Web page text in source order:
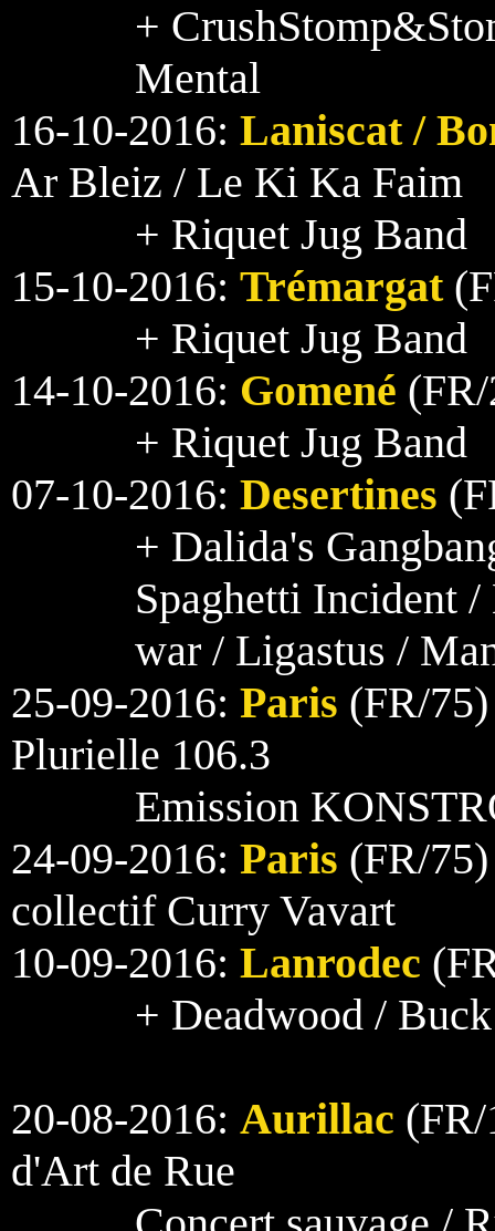
+
Mental
16-10-2016: Laniscat /
Ar Bleiz / Le Ki Ka Faim
+ Riquet Jug Band
15-10-2016: Trémargat
+ Riquet Jug Band
14-10-2016: Gomené
+ Riquet Jug Band
07-10-2016: Desertines
+ Dalida's
Spaghetti Incident /
war / Ligastus /
25-09-2016: Paris (FR/
Plurielle 106.3
Emission
24-09-2016: Paris (FR/
collectif Curry Vavart
10-09-2016: Lanrodec
+ Deadwood /
20-08-2016: Aurillac
d'Art de Rue